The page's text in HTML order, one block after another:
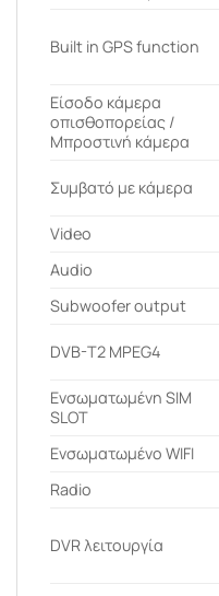
Built in GPS function
Είσοδο κάμερα
οπισθοπορείας /
Μπροστινή κάμερα
Συμβατό με κάμερα
Video
Audio
Subwoofer output
DVB-T2 MPEG4
Ενσωματωμένη SIM
SLOT
Ενσωματωμένο WIFI
Radio
DVR λειτουργία